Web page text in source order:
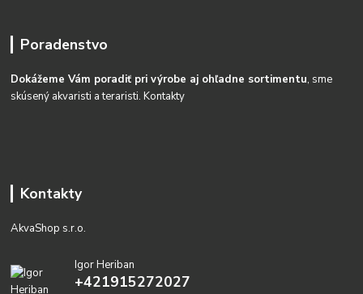
Poradenstvo
Dokážeme Vám poradiť pri výrobe aj ohľadne sortimentu, sme
skúsený akvaristi a teraristi.Kontakty
Kontakty
AkvaShop s.r.o.
Igor Heriban
+421915272027